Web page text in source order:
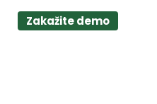
Zakažite demo